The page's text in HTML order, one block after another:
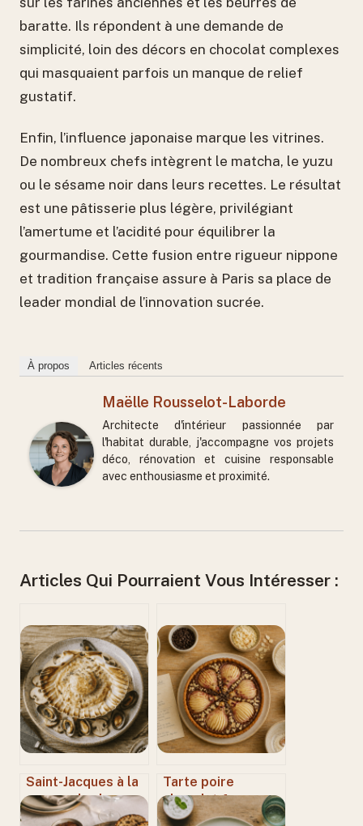
baratte. Ils répondent à une demande de
simplicité, loin des décors en chocolat complexes
qui masquaient parfois un manque de relief
gustatif.
Enfin, l’influence japonaise marque les vitrines.
De nombreux chefs intègrent le matcha, le yuzu
ou le sésame noir dans leurs recettes. Le résultat
est une pâtisserie plus légère, privilégiant
l’amertume et l’acidité pour équilibrer la
gourmandise. Cette fusion entre rigueur nippone
et tradition française assure à Paris sa place de
leader mondial de l’innovation sucrée.
À propos Articles récents
Maëlle Rousselot-Laborde
Architecte d'intérieur passionnée par
l'habitat durable, j'accompagne vos projets
déco, rénovation et cuisine responsable
avec enthousiasme et proximité.
Articles Qui Pourraient Vous Intéresser :
Saint-Jacques à la
normande : la
recette
Tarte poire
chocolat façon
Cyril Lignac : 1 nuit